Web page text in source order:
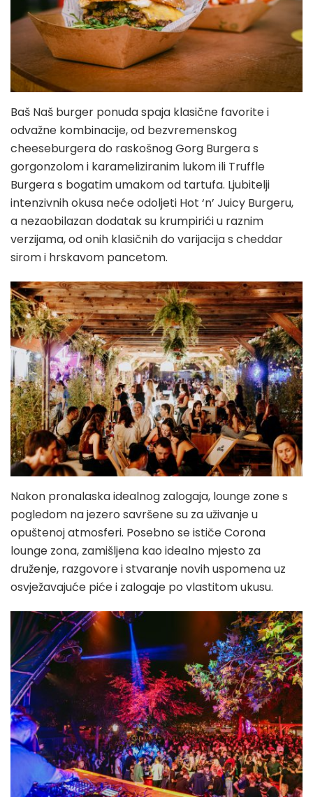
Baš Naš burger ponuda spaja klasične favorite i
odvažne kombinacije, od bezvremenskog
cheeseburgera do raskošnog Gorg Burgera s
gorgonzolom i karameliziranim lukom ili Truffle
Burgera s bogatim umakom od tartufa. Ljubitelji
intenzivnih okusa neće odoljeti Hot ‘n’ Juicy Burgeru,
a nezaobilazan dodatak su krumpirići u raznim
verzijama, od onih klasičnih do varijacija s cheddar
sirom i hrskavom pancetom.
Nakon pronalaska idealnog zalogaja, lounge zone s
pogledom na jezero savršene su za uživanje u
opuštenoj atmosferi. Posebno se ističe Corona
lounge zona, zamišljena kao idealno mjesto za
druženje, razgovore i stvaranje novih uspomena uz
osvježavajuće piće i zalogaje po vlastitom ukusu.